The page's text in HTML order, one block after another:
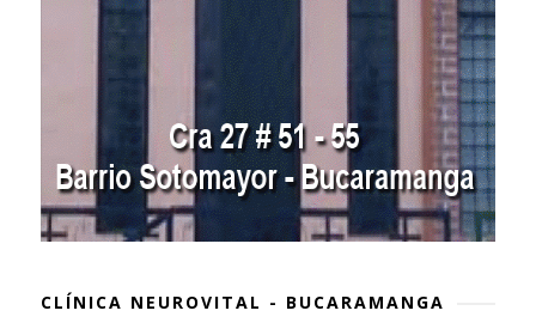
CLÍNICA NEUROVITAL - BUCARAMANGA